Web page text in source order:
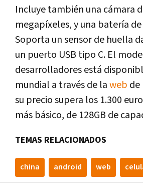
Incluye también una cámara
megapíxeles, y una batería de
Soporta un sensor de huella
un puerto USB tipo C. El
desarrolladores está
mundial a través de laweb de
su precio supera los 1.300
más básico, de 128GB de
TEMAS RELACIONADOS
china android web